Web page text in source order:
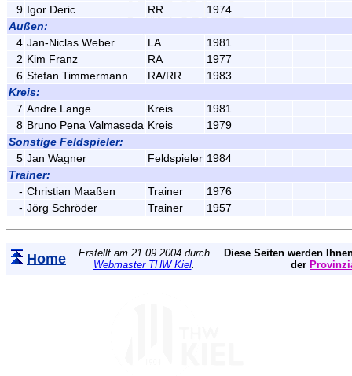
9 Igor Deric RR
1974
Außen:
4 Jan-Niclas Weber LA
1981
2 Kim Franz RA
1977
6 Stefan Timmermann RA/RR
1983
Kreis:
7 Andre Lange Kreis
1981
8 Bruno Pena Valmaseda Kreis
1979
Sonstige Feldspieler:
5 Jan Wagner Feldspieler 1984
Trainer:
- Christian Maaßen Trainer
1976
- Jörg Schröder Trainer 1957
Home
Erstellt am 21.09.2004 durch
Webmaster THW Kiel.
Diese Seiten werden
der